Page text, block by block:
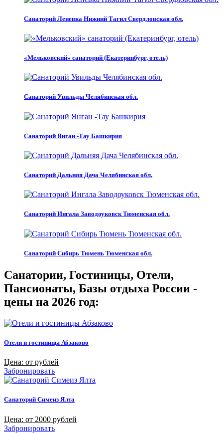
Санаторий Леневка Нижний Тагил Свердловская обл.
«Мельковский» санаторий (Екатеринбург, отель)
Санаторий Увильды Челябинская обл.
Санаторий Янган -Тау Башкирия
Санаторий Дальняя Дача Челябинская обл.
Санаторий Ингала Заводоуковск Тюменская обл.
Санаторий Сибирь Тюмень Тюменская обл.
Санатории, Гостиницы, Отели,
Пансионаты, Базы отдыха России -
цены на 2026 год:
Отели и гостиницы Абзаково
Цена: от рублей
Забронировать
Санаторий Симеиз Ялта
Цена: от 2000 рублей
Забронировать